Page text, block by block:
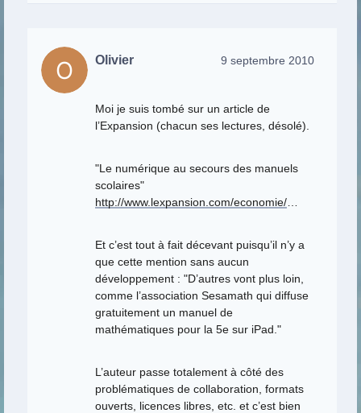
Olivier 9 septembre 2010
Moi je suis tombé sur un article de
l’Expansion (chacun ses lectures, désolé).
"Le numérique au secours des manuels
scolaires"
http://www.lexpansion.com/economie/
Et c’est tout à fait décevant puisqu’il n’y a
que cette mention sans aucun
développement : "D’autres vont plus loin,
comme l’association Sesamath qui diffuse
gratuitement un manuel de
mathématiques pour la 5e sur iPad."
L’auteur passe totalement à côté des
problématiques de collaboration, formats
ouverts, licences libres, etc. et c’est bien